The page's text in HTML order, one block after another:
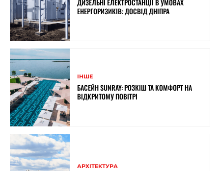
ДИЗЕЛЬНІ ЕЛЕКТРОСТАНЦІЇ В УМОВАХ
ЕНЕРГОРИЗИКІВ: ДОСВІД ДНІПРА
ІНШЕ
БАСЕЙН SUNRAY: РОЗКІШ ТА КОМФОРТ НА
ВІДКРИТОМУ ПОВІТРІ
АРХІТЕКТУРА